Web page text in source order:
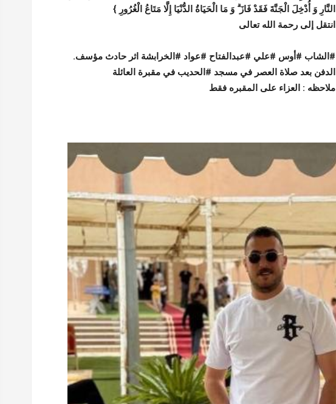
النَّارِ وَ أُدْخِلَ الْجَنَّةَ فَقَدْ فَازَ ۗ وَ مَا الْحَيَاةُ الدُّنْيَا إِلَّا مَتَاعُ الْغُرُورِ }
انتقل إلى رحمة الله تعالى
#الشاب #أوس #علي #عبدالفتاح #عواد #الخرابشة اثر حادث مؤسف.
الدفن بعد صلاة العصر في مسجد #الحديب في مقبرة العائلة
ملاحظه : العزاء على المقبره فقط